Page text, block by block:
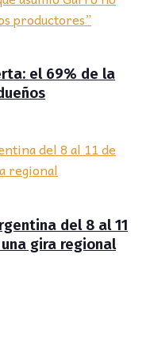
el 69% de la
del 8 al 11
gira regional